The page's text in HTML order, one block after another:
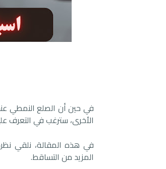
في حين أن الصلع النمطي
الأخرى، سترغب في التعرف
في هذه المقالة، نلقي نظرة
المزيد من التساقط.